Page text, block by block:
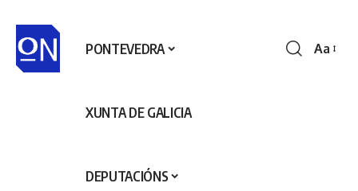
PONTEVEDRA
XUNTA DE GALICIA
DEPUTACIÓNS
Aa